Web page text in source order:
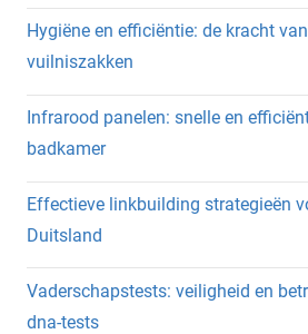
Hygiëne en efficiëntie: de kracht
vuilniszakken
Infrarood panelen: snelle en
badkamer
Effectieve linkbuilding strategieën
Duitsland
Vaderschapstests: veiligheid en
dna-tests